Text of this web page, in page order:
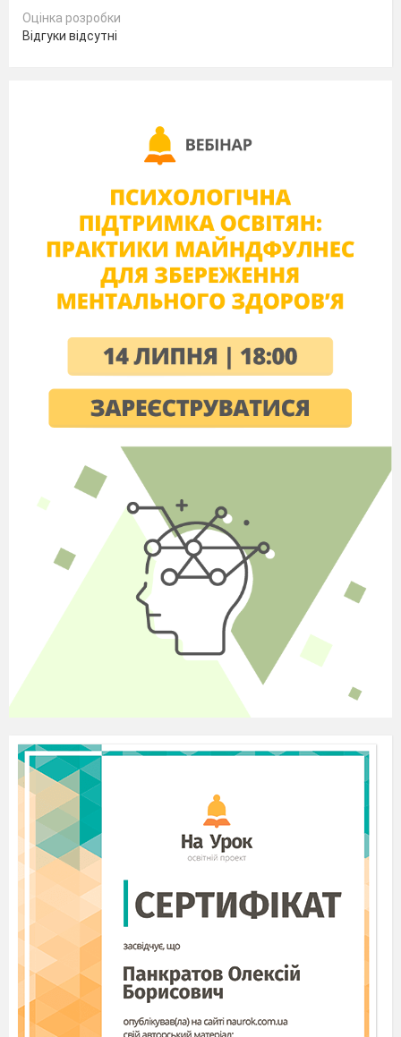
Оцінка розробки
Відгуки відсутні